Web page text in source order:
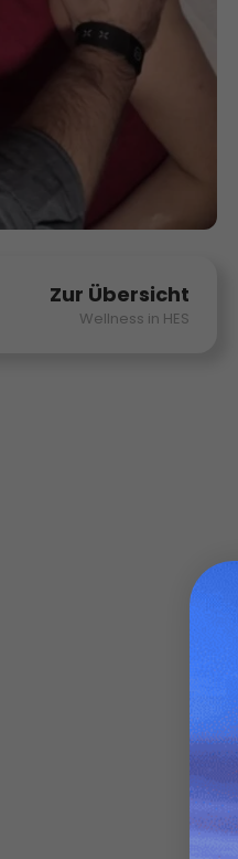
Zur Übersicht
Wellness in HES